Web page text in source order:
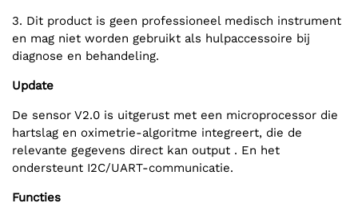
3. Dit product is geen professioneel medisch instrument
en mag niet worden gebruikt als hulpaccessoire bij
diagnose en behandeling.
Update
De sensor V2.0 is uitgerust met een microprocessor die
hartslag en oximetrie-algoritme integreert, die de
relevante gegevens direct kan output . En het
ondersteunt I2C/UART-communicatie.
Functies